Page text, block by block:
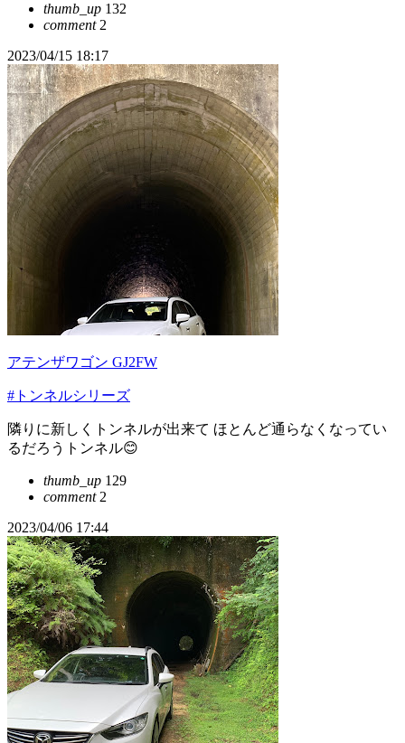
thumb_up 132
comment2
2023/04/15 18:17
アテンザワゴン GJ2FW
#トンネルシリーズ
隣りに新しくトンネルが出来て ほとんど通らなくなってい
るだろうトンネル😊
thumb_up 129
comment2
2023/04/06 17:44